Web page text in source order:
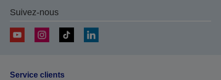
Suivez-nous
Service clients